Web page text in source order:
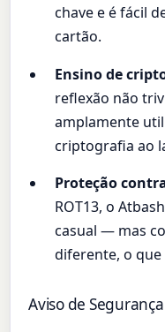
chave e é fácil
cartão.
Ensino de
reflexão não
amplamente
criptografia ao
Proteção
ROT13, o
casual — mas
diferente, o que
Aviso de Segurança